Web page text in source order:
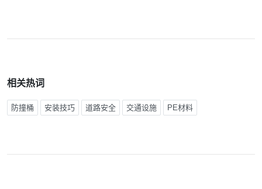
相关热词
防撞桶 安装技巧 道路安全 交通设施 PE材料